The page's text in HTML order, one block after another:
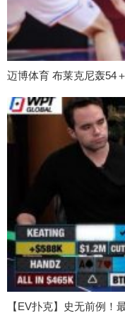
迈博体育 布莱克尼轰54
【EV扑克】史无前例！